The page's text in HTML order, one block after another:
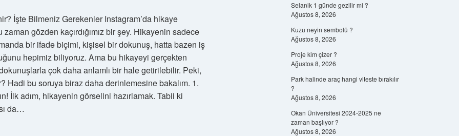
İşte Bilmeniz Gerekenler Instagram’da hikaye
gözden kaçırdığımız bir şey. Hikayenin sadece
bir ifade biçimi, kişisel bir dokunuş, hatta bazen iş
hepimiz biliyoruz. Ama bu hikayeyi gerçekten
çok daha anlamlı bir hale getirilebilir. Peki,
Hadi bu soruya biraz daha derinlemesine bakalım. 1.
İlk adım, hikayenin görselini hazırlamak. Tabii ki
da…
Selanik 1 günde gezilir mi ?
Ağustos 8, 2026
Kuzu neyin sembolü ?
Ağustos 8, 2026
Proje kim çizer ?
Ağustos 8, 2026
Park halinde araç hangi viteste bırakılır
?
Ağustos 8, 2026
Okan Üniversitesi 2024-2025 ne
zaman başlıyor ?
Ağustos 8, 2026